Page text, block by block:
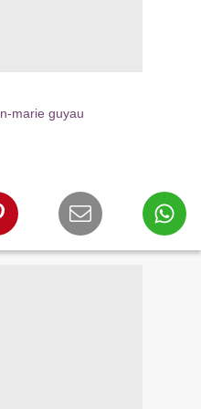
marie guyau